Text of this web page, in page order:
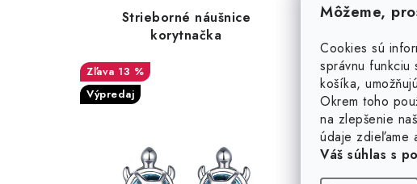
Môžeme,
Cookies sú
správnu funkciu
košíka,
Okrem toho
na zlepšenie
údaje zdieľame
Váš súhlas s
Strieborné náušnice
korytnačka
13 %
Výpredaj
30 %
Výpredaj